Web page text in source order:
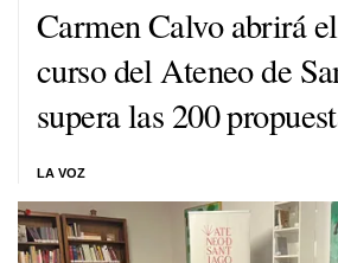
Carmen Calvo abrirá
curso del Ateneo de
supera las 200
LA VOZ